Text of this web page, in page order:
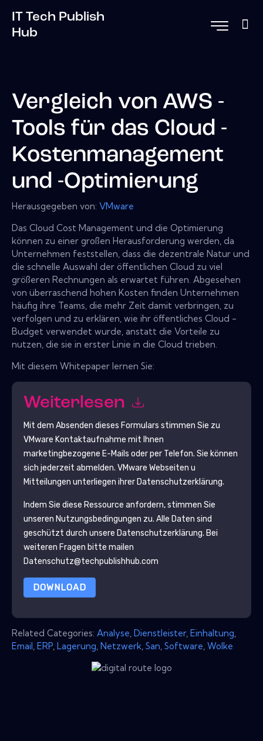
IT Tech Publish
Hub
Vergleich von AWS -
Tools für das Cloud -
Kostenmanagement
und -Optimierung
Herausgegeben von: VMware
Das Cloud Cost Management und die Optimierung
können zu einer großen Herausforderung werden, da
Unternehmen feststellen, dass die dezentrale Natur und
die schnelle Auswahl der öffentlichen Cloud zu viel
größeren Rechnungen als erwartet führen. Abgesehen
von überraschend hohen Kosten finden Unternehmen
häufig ihre Teams, die mehr Zeit damit verbringen, zu
verfolgen und zu erklären, wie ihr öffentliches Cloud -
Budget verwendet wurde, anstatt die Vorteile zu
nutzen, die sie in erster Linie in die Cloud trieben.
Mit diesem Whitepaper lernen Sie:
Weiterlesen
Mit dem Absenden dieses Formulars stimmen Sie zu
VMware Kontaktaufnahme mit Ihnen
marketingbezogene E-Mails oder per Telefon. Sie können
sich jederzeit abmelden. VMware Webseiten u
Mitteilungen unterliegen ihrer Datenschutzerklärung.
Indem Sie diese Ressource anfordern, stimmen Sie
unseren Nutzungsbedingungen zu. Alle Daten sind
geschützt durch unsere Datenschutzerklärung. Bei
weiteren Fragen bitte mailen
Datenschutz@techpublishhub.com
DOWNLOAD
Related Categories: Analyse Dienstleister, Einhaltung
Email ERP Lagerung Netzwerk San Software Wolke